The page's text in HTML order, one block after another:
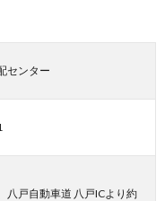
センター
八戸自動車道 八戸ICより約